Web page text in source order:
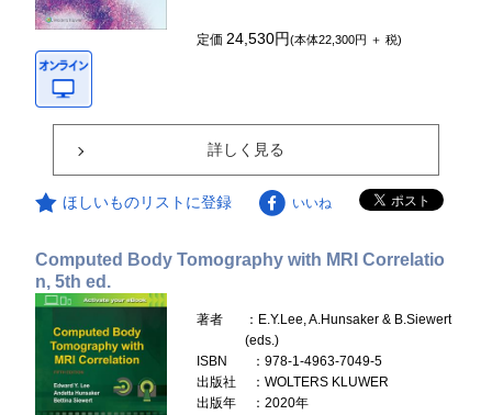
定価24,530円(本体22,300円 ＋ 税)
詳しく見る
ほしいものリストに登録 いいね
Computed Body Tomography with MRI Correlatio
n, 5th ed.
著者
：E.Y.Lee, A.Hunsaker & B.Siewert
(eds.)
ISBN
：978-1-4963-7049-5
出版社
：WOLTERS KLUWER
出版年
：2020年